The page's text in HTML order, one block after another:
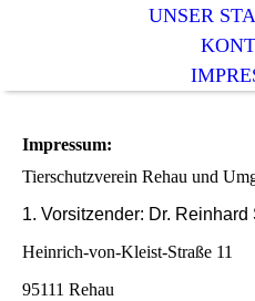
UNSER
Impressum:
Tierschutzverein Rehau und
1. Vorsitzender: Dr. Reinhard
Heinrich-von-Kleist-Straße 11
95111 Rehau